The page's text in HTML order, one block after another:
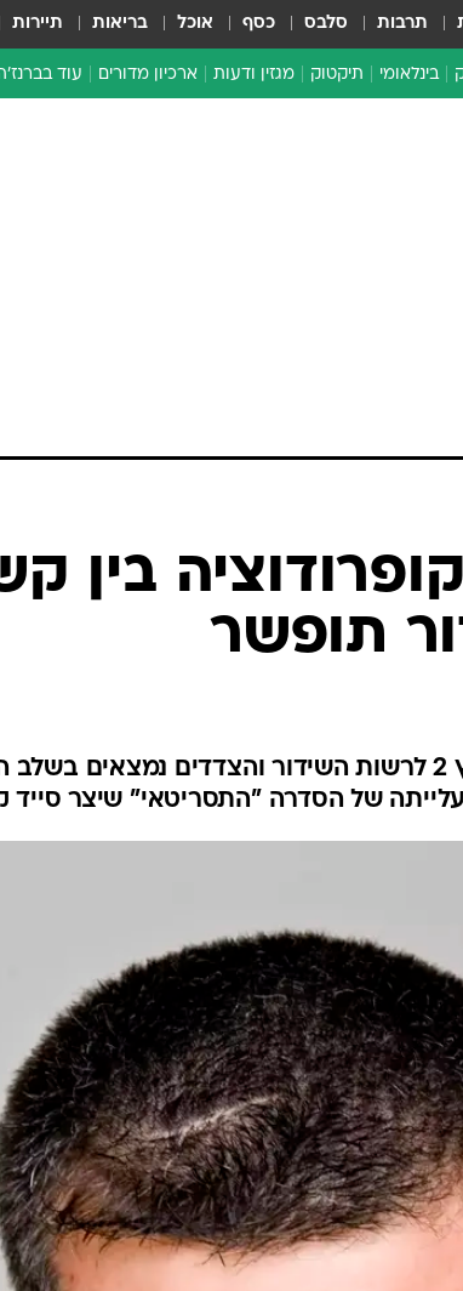
תרבות סלבס כסף אוכל בריאות תיירות
בינלאומי תיקטוק מגזין ודעות ארכיון מדורים עוד
בין
תופשר
חודשו המגעים בין זכיינית ערוץ 2 לרשות השידור והצדדים נמצאים
של הסדרה "התסריטאי" שיצר סייד